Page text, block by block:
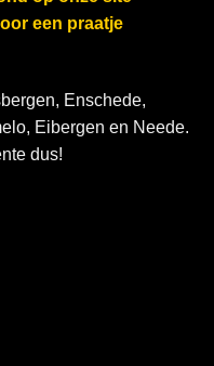
een praatje
Enschede,
Eibergen en Neede.
dus!